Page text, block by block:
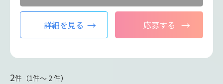
詳細を見る 応募する
2件（1件〜 2 件）